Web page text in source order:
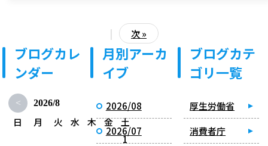
| 次 »
ブログカレ
ンダー
< 2026/8
日 月 火 水 木 金
土
1
月別アーカ
イブ
2026/08
2026/07
ブログカテ
ゴリ一覧
厚生労働省
消費者庁